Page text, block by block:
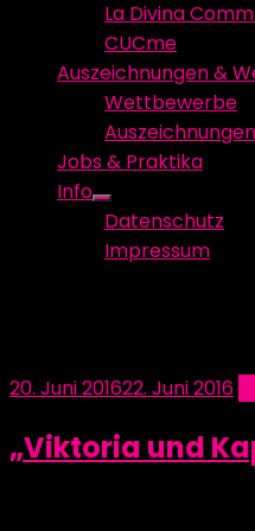
La Divina
CUCme
Auszeichnungen &
Wettbewerbe
Auszeichnungen
Jobs & Praktika
Info
Show
sub
menu
Datenschutz
Impressum
Posted
20. Juni 201622. Juni 2016
„Viktoria und